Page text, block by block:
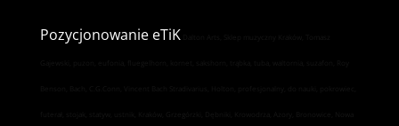
Pozycjonowanie eTiK